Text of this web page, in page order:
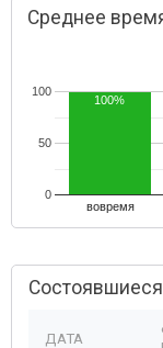
Среднее
вовремя
0
50
100
100%
ДАТА